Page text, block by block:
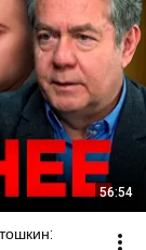
56:54